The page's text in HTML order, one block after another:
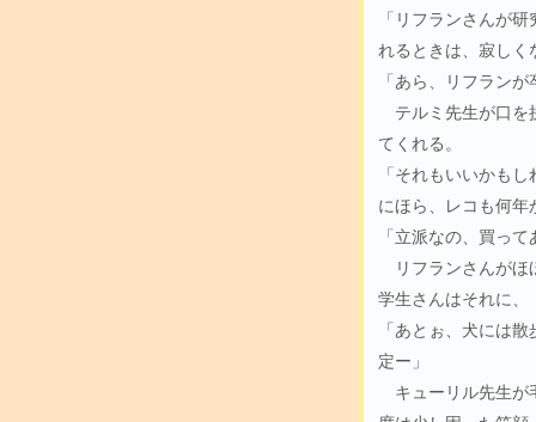
「リフランさんが
れるときは、寂しく
「あら、リフラン
テルミ先生が口を
てくれる。
「それもいいかも
にほら、レコも何
「立派なの、買っ
リフランさんがほ
学生さんはそれに、
「あとぉ、犬には
定ー」
キューリル先生が